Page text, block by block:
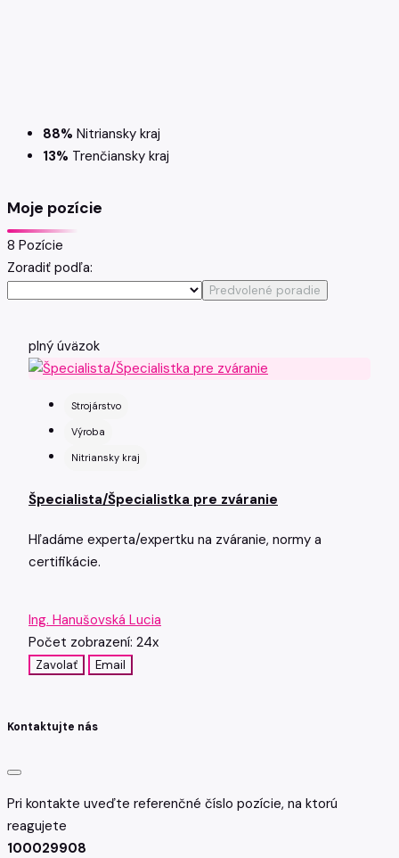
88% Nitriansky kraj
13% Trenčiansky kraj
Moje pozície
8 Pozície
Zoradiť podľa:
Predvolené poradie
plný úväzok
Strojárstvo
Výroba
Nitriansky kraj
Špecialista/Špecialistka pre zváranie
Hľadáme experta/expertku na zváranie, normy a
certifikácie.
Ing. Hanušovská Lucia
Počet zobrazení: 24x
Zavolať Email
Kontaktujte nás
Pri kontakte uveďte referenčné číslo pozície, na ktorú
reagujete
100029908